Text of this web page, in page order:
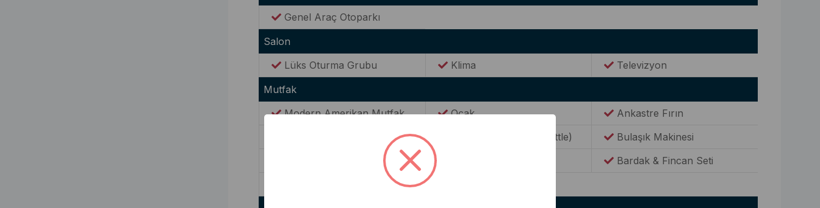
Genel Araç Otoparkı
Salon
Lüks Oturma Grubu
Klima
Televizyon
Mutfak
Modern Amerikan Mutfak
Ocak
Ankastre Fırın
Elektrikli Su Isıtıcısı(Kettle)
Bulaşık Makinesi
Tencere & Tava Takımları
Bardak & Fincan Seti